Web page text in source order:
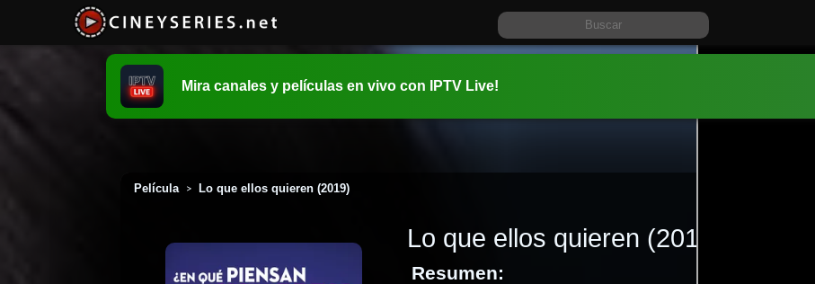
Mira canales y películas en vivo con IPTV Live!
Película > Lo que ellos quieren (2019)
Lo que ellos quieren (2019)
Resumen: